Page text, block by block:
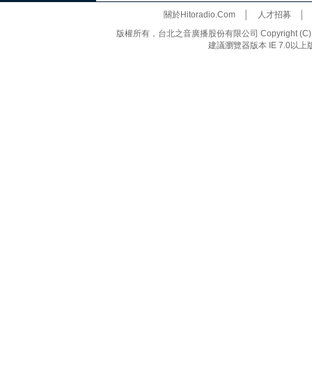
關於Hitoradio.Com│ 人才招募
版權所有，台北之音廣播股份有限公司 Copyright
建議瀏覽器版本 IE 7.0以上